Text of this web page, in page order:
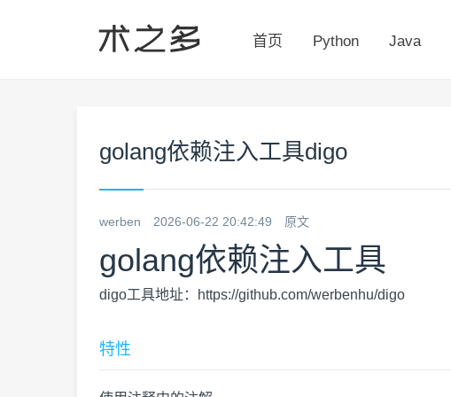
首页 Python Java
golang依赖注入工具digo
werben 2026-06-22 20:42:49 原文
golang依赖注入工具
digo工具地址： https://github.com/werbenhu/digo
特性